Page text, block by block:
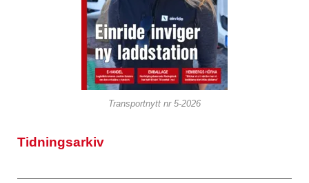
Transportnytt nr 5-2026
Tidningsarkiv